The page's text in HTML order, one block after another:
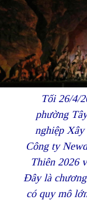
Tối 26/4/
phường
nghiệp
Công ty
Thiên 2026
Đây là
có quy mô